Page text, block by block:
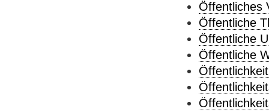
Öffentliches
Öffentliche
Öffentliche
Öffentliche